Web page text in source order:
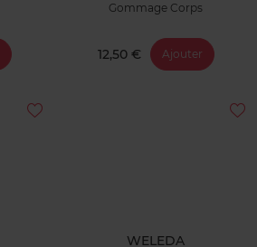
Gommage Corps
12,50 € Ajouter
WELEDA